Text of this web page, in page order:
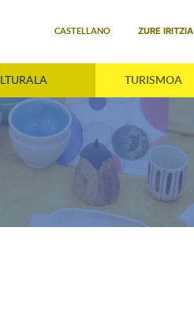
CASTELLANO ZURE IRITZIA
TURISMOA